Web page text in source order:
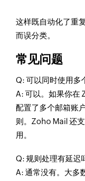
这样既自动化了重
而误分类。
常见问题
Q: 可以同时使用多
A: 可以。如果你在
配置了多个邮箱账
则。Zoho Mail 还
用。
Q: 规则处理有延迟
A: 通常没有。大多